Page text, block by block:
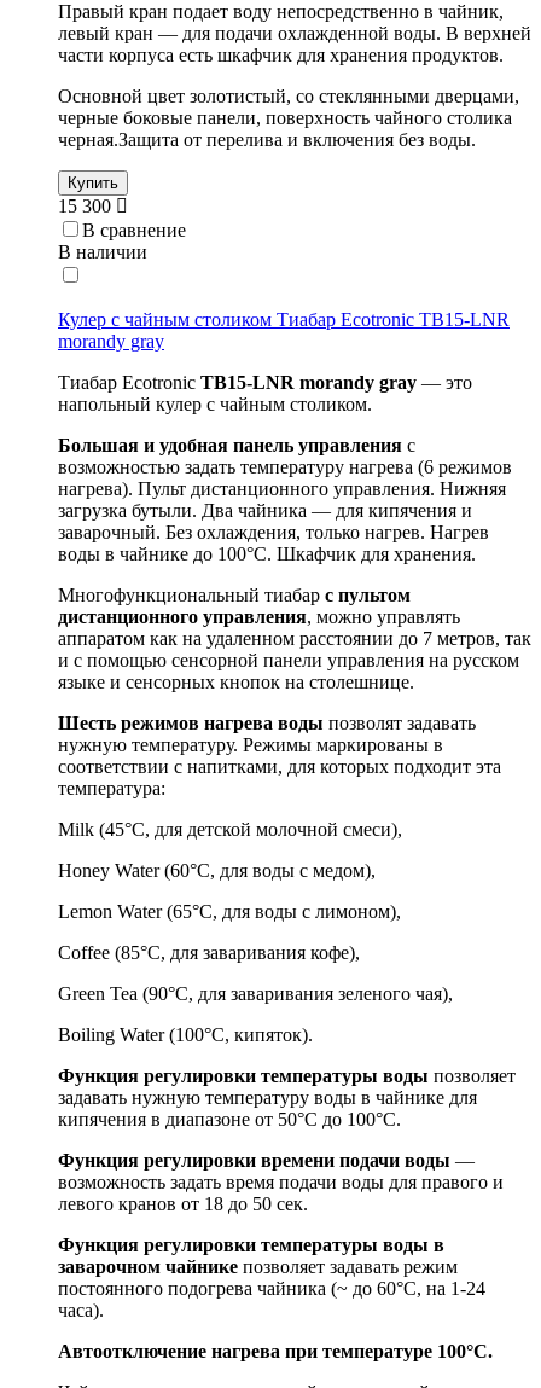
Правый кран подает воду непосредственно в чайник,
левый кран — для подачи охлажденной воды. В верхней
части корпуса есть шкафчик для хранения продуктов.
Основной цвет золотистый, со стеклянными дверцами,
черные боковые панели, поверхность чайного столика
черная.Защита от перелива и включения без воды.
Купить
15 300
В сравнение
В наличии
Кулер с чайным столиком Тиабар Ecotronic TB15-LNR
morandy gray
Тиабар Ecotronic TB15-LNR morandy gray — это
напольный кулер с чайным столиком.
Большая и удобная панель управления с
возможностью задать температуру нагрева (6 режимов
нагрева). Пульт дистанционного управления. Нижняя
загрузка бутыли. Два чайника — для кипячения и
заварочный. Без охлаждения, только нагрев. Нагрев
воды в чайнике до 100°С. Шкафчик для хранения.
Многофункциональный тиабар с пультом
дистанционного управления, можно управлять
аппаратом как на удаленном расстоянии до 7 метров, так
и с помощью сенсорной панели управления на русском
языке и сенсорных кнопок на столешнице.
Шесть режимов нагрева воды позволят задавать
нужную температуру. Режимы маркированы в
соответствии с напитками, для которых подходит эта
температура:
Milk (45°С, для детской молочной смеси),
Honey Water (60°С, для воды с медом),
Lemon Water (65°С, для воды с лимоном),
Coffee (85°С, для заваривания кофе),
Green Tea (90°С, для заваривания зеленого чая),
Boiling Water (100°С, кипяток).
Функция регулировки температуры воды позволяет
задавать нужную температуру воды в чайнике для
кипячения в диапазоне от 50°С до 100°С.
Функция регулировки времени подачи воды —
возможность задать время подачи воды для правого и
левого кранов от 18 до 50 сек.
Функция регулировки температуры воды в
заварочном чайнике позволяет задавать режим
постоянного подогрева чайника (~ до 60°С, на 1-24
часа).
Автоотключение нагрева при температуре 100°С.